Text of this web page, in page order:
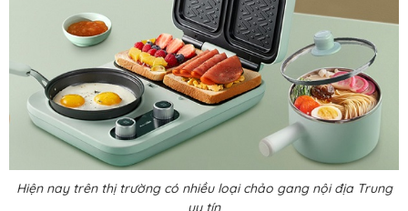
Hiện nay trên thị trường có nhiều loại chảo gang nội địa Trung
uy tín